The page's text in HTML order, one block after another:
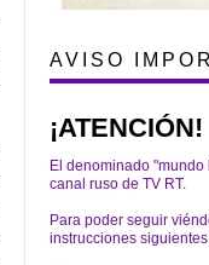
AVISO
¡ATENCIÓN!
El denominado
canal ruso de TV RT.
Para poder seguir
instrucciones